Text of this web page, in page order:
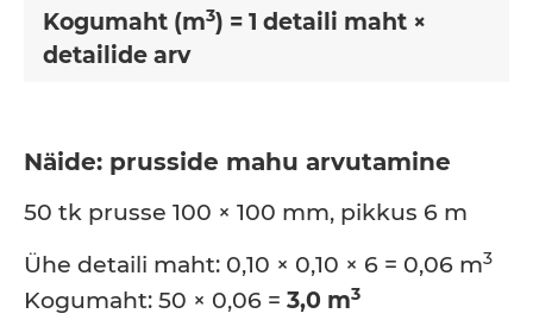
Kogumaht (m3) = 1 detaili maht ×
detailide arv
Näide: prusside mahu arvutamine
50 tk prusse 100 × 100 mm, pikkus 6 m
Ühe detaili maht: 0,10 × 0,10 × 6 = 0,06 m3
Kogumaht: 50 × 0,06 = 3,0 m3